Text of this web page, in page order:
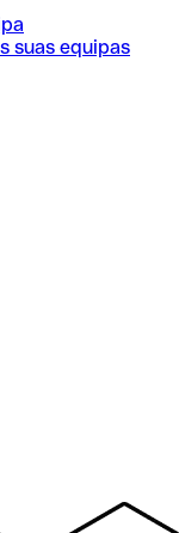
suas equipas